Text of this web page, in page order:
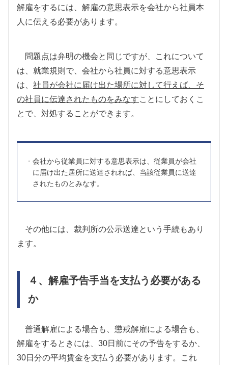
解雇をするには、解雇の意思表示を会社から社員本
人に伝える必要があります。
問題点は弁明の機会と同じですが、これについて
は、就業規則で、会社から社員に対する意思表示
は、 社員が会社に届け出た場所に対して行えば、そ
の社員に伝達されたものをみなすことにしておくこ
とで、対処することができます。
会社から従業員に対する意思表示は、従業員が会社
に届け出た居所に送達されれば、当該従業員に送達
されたものとみなす。
その他には、裁判所の公示送達という手続もあり
ます。
４、解雇予告手当を支払う必要がある
か
普通解雇による場合も、懲戒解雇による場合も、
解雇をするときには、30日前にその予告をするか、
30日分の平均賃金を支払う必要があります。これ